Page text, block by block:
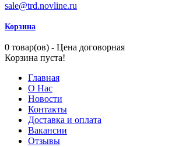
sale@trd.novline.ru
Корзина
0 товар(ов) - Цена договорная
Корзина пуста!
Главная
О Нас
Новости
Контакты
Доставка и оплата
Вакансии
Отзывы